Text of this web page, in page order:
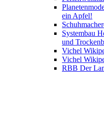
ein Apfel!
Systembau
und
Vichel
Vichel
RBB Der